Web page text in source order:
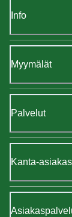
Info
Myymälät
Palvelut
Kanta-asiakas